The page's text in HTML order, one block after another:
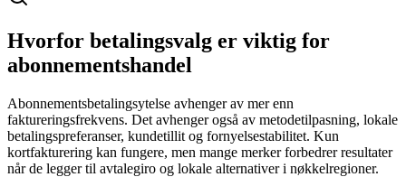
Hvorfor betalingsvalg er viktig for
abonnementshandel
Abonnementsbetalingsytelse avhenger av mer enn
faktureringsfrekvens. Det avhenger også av metodetilpasning, lokale
betalingspreferanser, kundetillit og fornyelsestabilitet. Kun
kortfakturering kan fungere, men mange merker forbedrer resultater
når de legger til avtalegiro og lokale alternativer i nøkkelregioner.